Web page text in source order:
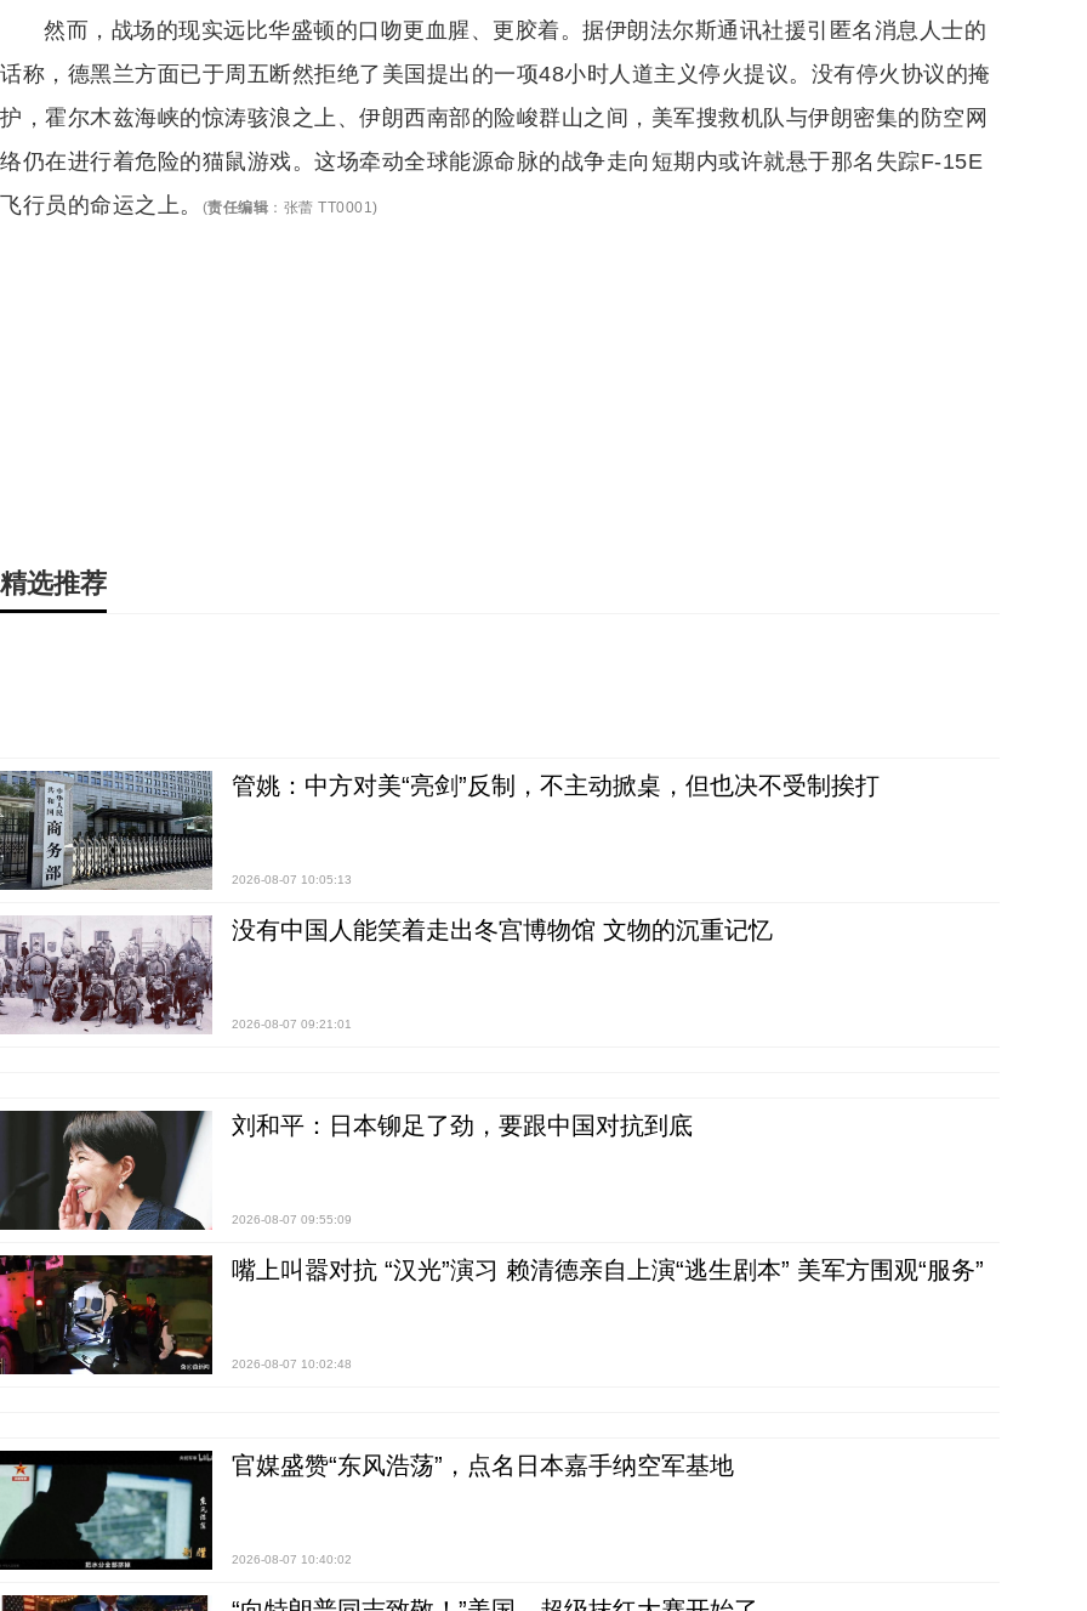
然而，战场的现实远比华盛顿的口吻更血腥、更胶着。据伊朗法尔斯通讯社援引匿名消息人士的
话称，德黑兰方面已于周五断然拒绝了美国提出的一项48小时人道主义停火提议。没有停火协议的掩
护，霍尔木兹海峡的惊涛骇浪之上、伊朗西南部的险峻群山之间，美军搜救机队与伊朗密集的防空网
络仍在进行着危险的猫鼠游戏。这场牵动全球能源命脉的战争走向短期内或许就悬于那名失踪F-15E
飞行员的命运之上。
(责任编辑 ： 张蕾 TT0001)
精选推荐
管姚：中方对美“亮剑”反制，不主动掀桌，但也决不受制挨打
2026-08-07 10:05:13
没有中国人能笑着走出冬宫博物馆 文物的沉重记忆
2026-08-07 09:21:01
刘和平：日本铆足了劲，要跟中国对抗到底
2026-08-07 09:55:09
嘴上叫嚣对抗 “汉光”演习 赖清德亲自上演“逃生剧本” 美军方围观“服务”
2026-08-07 10:02:48
官媒盛赞“东风浩荡”，点名日本嘉手纳空军基地
2026-08-07 10:40:02